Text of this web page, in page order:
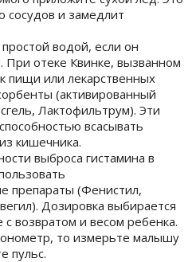
сосудов и замедлит
водой, если он
При отеке Квинке, вызванном
пищи или лекарственных
(активированный
Лактофильтрум). Эти
всасывать
кишечника.
выброса гистамина в
препараты (Фенистил,
Дозировка выбирается
с возвратом и весом ребенка.
то измерьте малышу
пульс.